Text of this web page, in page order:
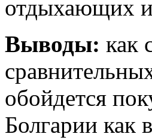
отдыхающих
Выводы: как
обойдется
Болгарии как